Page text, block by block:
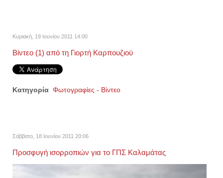
Κυριακή, 19 Ιουνίου 2011 14:00
Βίντεο (1) από τη Γιορτή Καρπουζιού
Κατηγορία Φωτογραφίες - Βίντεο
Σάββατο, 18 Ιουνίου 2011 20:06
Προσφυγή ισορροπιών για το ΓΠΣ Καλαμάτας